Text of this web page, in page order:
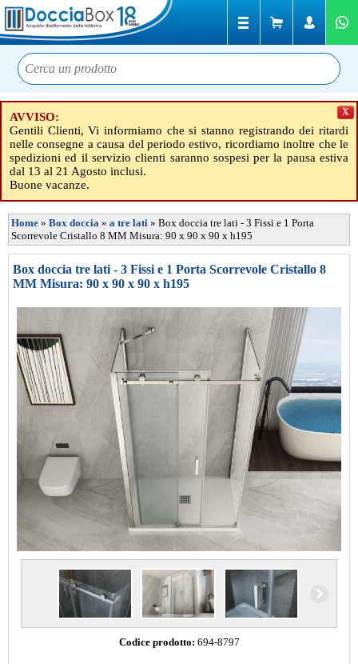
AVVISO:
Gentili Clienti, Vi informiamo che si stanno registrando dei ritardi
nelle consegne a causa del periodo estivo, ricordiamo inoltre che le
spedizioni ed il servizio clienti saranno sospesi per la pausa estiva
dal 13 al 21 Agosto inclusi.
Buone vacanze.
X
Home » Box doccia » a tre lati » Box doccia tre lati - 3 Fissi e 1 Porta
Scorrevole Cristallo 8 MM Misura: 90 x 90 x 90 x h195
Box doccia tre lati - 3 Fissi e 1 Porta Scorrevole Cristallo 8
MM Misura: 90 x 90 x 90 x h195
Codice prodotto: 694-8797